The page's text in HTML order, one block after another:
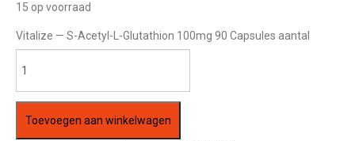
15 op voorraad
Vitalize — S-Acetyl-L-Glutathion 100mg 90 Capsules aantal
Toevoegen aan winkelwagen